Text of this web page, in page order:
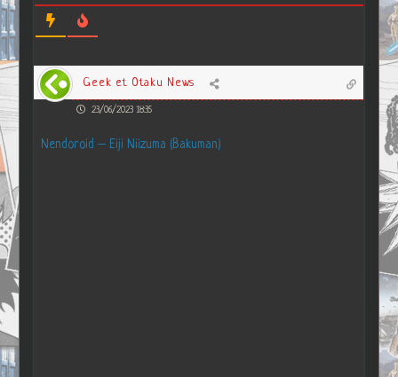
Geek et Otaku News
23/06/2023 18:35
Nendoroid – Eiji Niizuma (Bakuman)